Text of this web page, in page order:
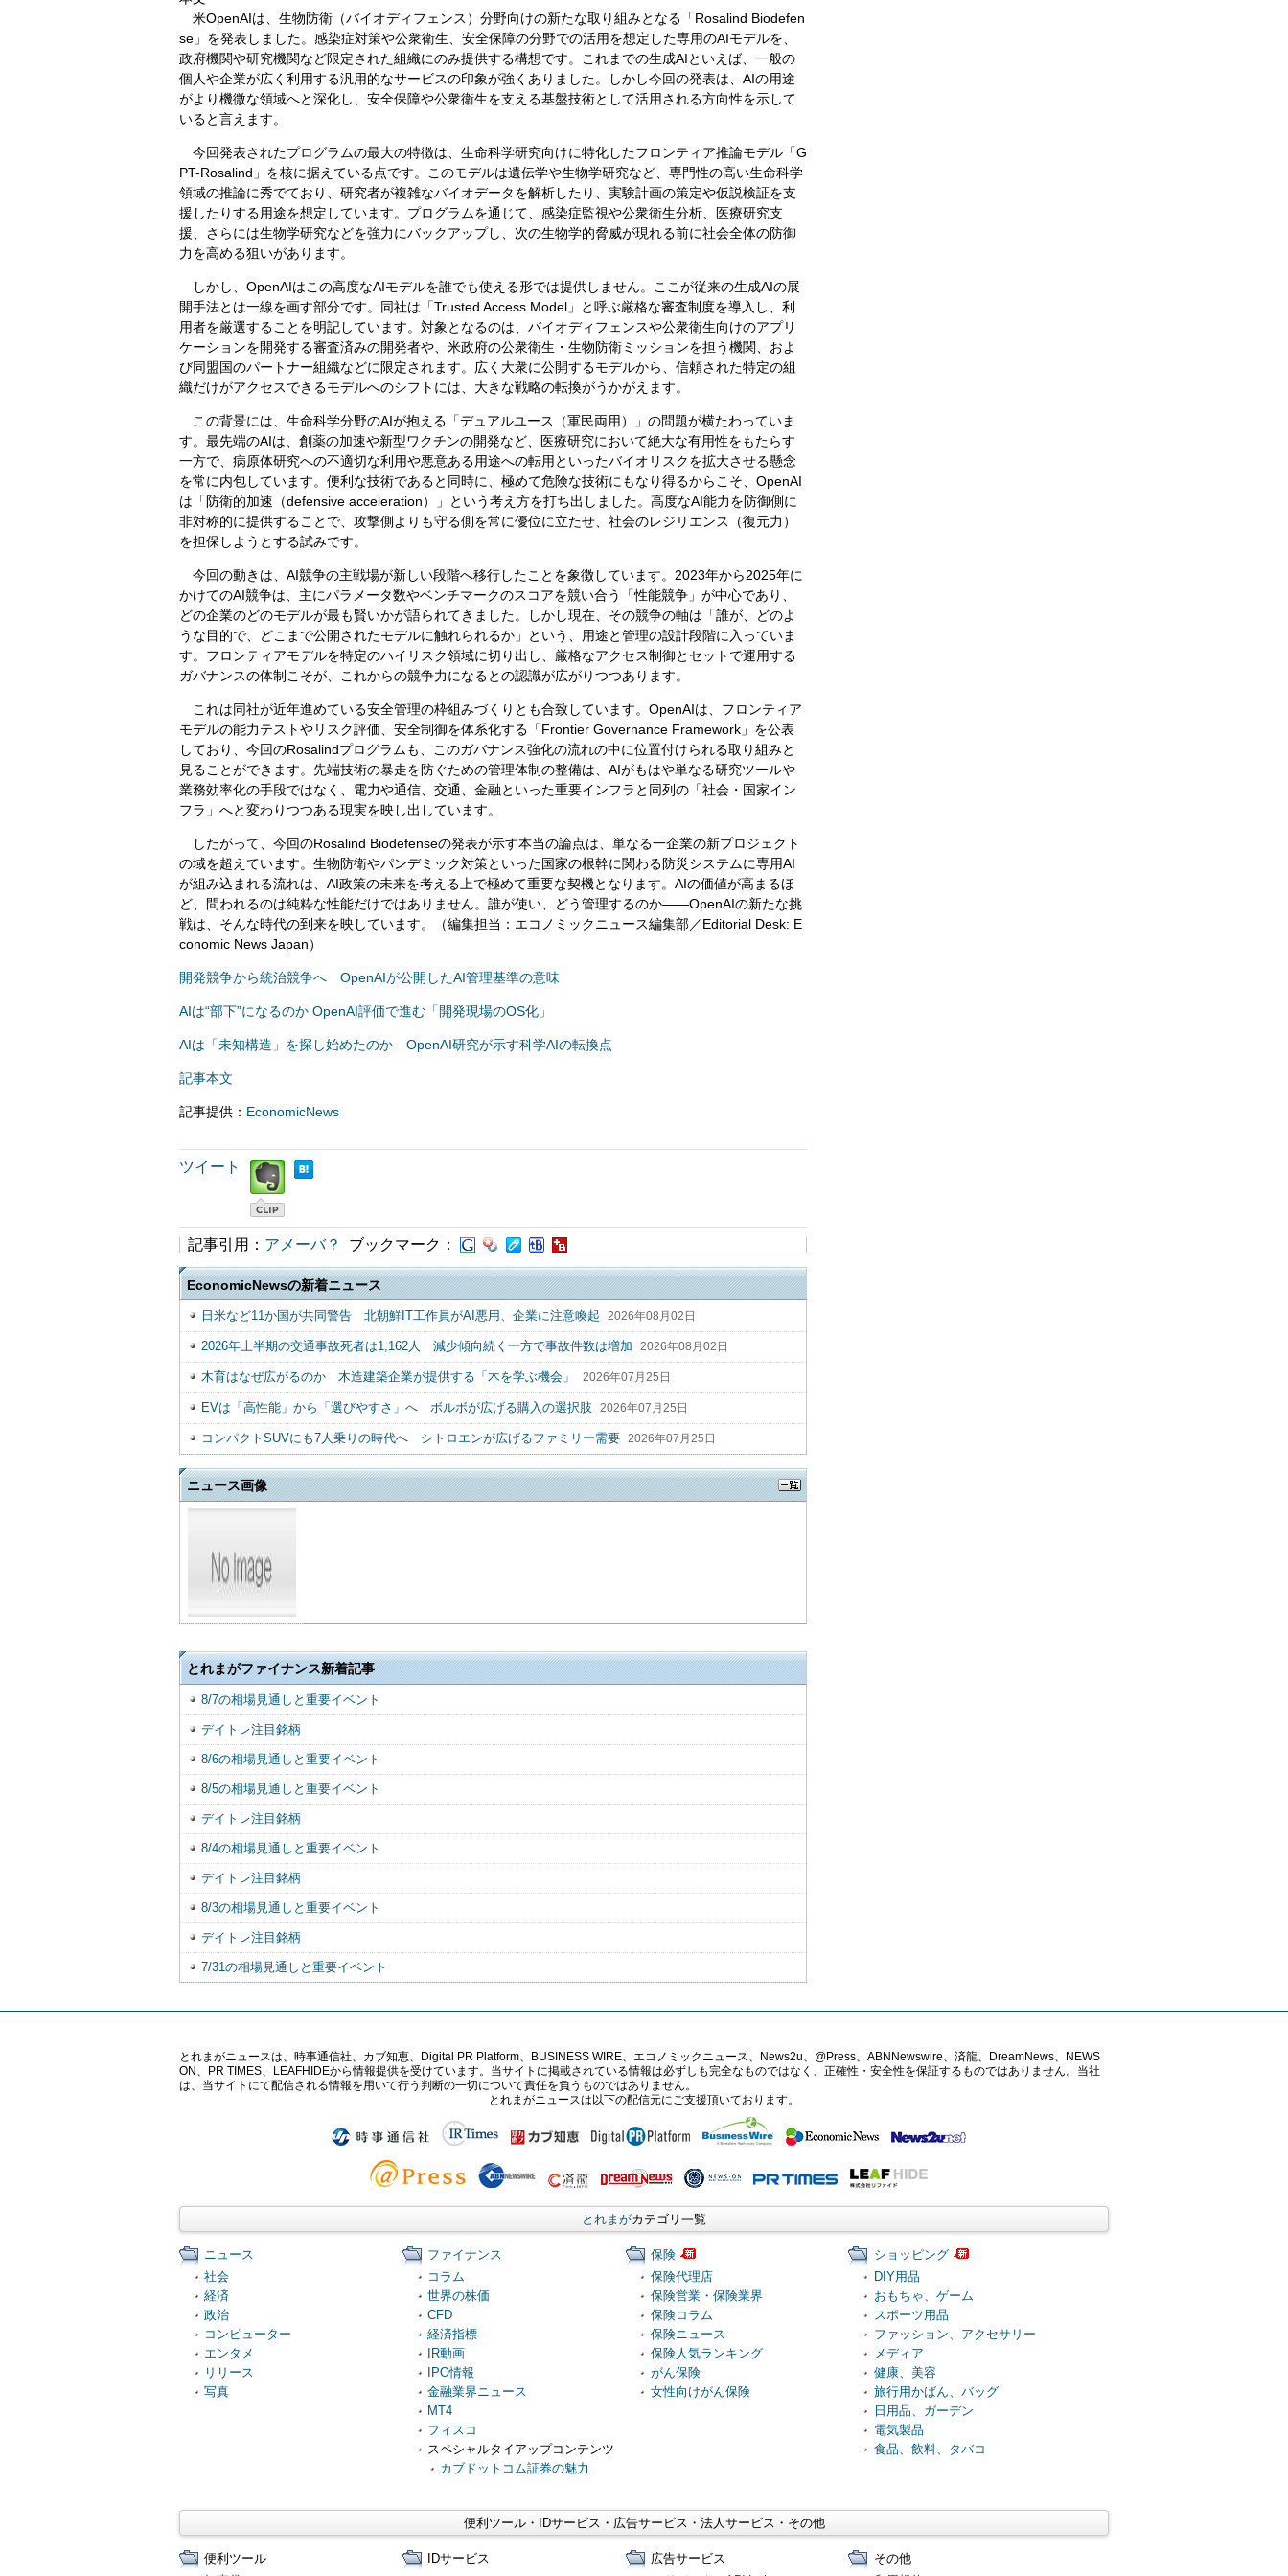
米OpenAIは、生物防衛（バイオディフェンス）分野向けの新たな取り組みとなる「Rosalind Biodefen
se」を発表しました。感染症対策や公衆衛生、安全保障の分野での活用を想定した専用のAIモデルを、
政府機関や研究機関など限定された組織にのみ提供する構想です。これまでの生成AIといえば、一般の
個人や企業が広く利用する汎用的なサービスの印象が強くありました。しかし今回の発表は、AIの用途
がより機微な領域へと深化し、安全保障や公衆衛生を支える基盤技術として活用される方向性を示して
いると言えます。
今回発表されたプログラムの最大の特徴は、生命科学研究向けに特化したフロンティア推論モデル「G
PT-Rosalind」を核に据えている点です。このモデルは遺伝学や生物学研究など、専門性の高い生命科学
領域の推論に秀でており、研究者が複雑なバイオデータを解析したり、実験計画の策定や仮説検証を支
援したりする用途を想定しています。プログラムを通じて、感染症監視や公衆衛生分析、医療研究支
援、さらには生物学研究などを強力にバックアップし、次の生物学的脅威が現れる前に社会全体の防御
力を高める狙いがあります。
しかし、OpenAIはこの高度なAIモデルを誰でも使える形では提供しません。ここが従来の生成AIの展
開手法とは一線を画す部分です。同社は「Trusted Access Model」と呼ぶ厳格な審査制度を導入し、利
用者を厳選することを明記しています。対象となるのは、バイオディフェンスや公衆衛生向けのアプリ
ケーションを開発する審査済みの開発者や、米政府の公衆衛生・生物防衛ミッションを担う機関、およ
び同盟国のパートナー組織などに限定されます。広く大衆に公開するモデルから、信頼された特定の組
織だけがアクセスできるモデルへのシフトには、大きな戦略の転換がうかがえます。
この背景には、生命科学分野のAIが抱える「デュアルユース（軍民両用）」の問題が横たわっていま
す。最先端のAIは、創薬の加速や新型ワクチンの開発など、医療研究において絶大な有用性をもたらす
一方で、病原体研究への不適切な利用や悪意ある用途への転用といったバイオリスクを拡大させる懸念
を常に内包しています。便利な技術であると同時に、極めて危険な技術にもなり得るからこそ、OpenAI
は「防衛的加速（defensive acceleration）」という考え方を打ち出しました。高度なAI能力を防御側に
非対称的に提供することで、攻撃側よりも守る側を常に優位に立たせ、社会のレジリエンス（復元力）
を担保しようとする試みです。
今回の動きは、AI競争の主戦場が新しい段階へ移行したことを象徴しています。2023年から2025年に
かけてのAI競争は、主にパラメータ数やベンチマークのスコアを競い合う「性能競争」が中心であり、
どの企業のどのモデルが最も賢いかが語られてきました。しかし現在、その競争の軸は「誰が、どのよ
うな目的で、どこまで公開されたモデルに触れられるか」という、用途と管理の設計段階に入っていま
す。フロンティアモデルを特定のハイリスク領域に切り出し、厳格なアクセス制御とセットで運用する
ガバナンスの体制こそが、これからの競争力になるとの認識が広がりつつあります。
これは同社が近年進めている安全管理の枠組みづくりとも合致しています。OpenAIは、フロンティア
モデルの能力テストやリスク評価、安全制御を体系化する「Frontier Governance Framework」を公表
しており、今回のRosalindプログラムも、このガバナンス強化の流れの中に位置付けられる取り組みと
見ることができます。先端技術の暴走を防ぐための管理体制の整備は、AIがもはや単なる研究ツールや
業務効率化の手段ではなく、電力や通信、交通、金融といった重要インフラと同列の「社会・国家イン
フラ」へと変わりつつある現実を映し出しています。
したがって、今回のRosalind Biodefenseの発表が示す本当の論点は、単なる一企業の新プロジェクト
の域を超えています。生物防衛やパンデミック対策といった国家の根幹に関わる防災システムに専用AI
が組み込まれる流れは、AI政策の未来を考える上で極めて重要な契機となります。AIの価値が高まるほ
ど、問われるのは純粋な性能だけではありません。誰が使い、どう管理するのか――OpenAIの新たな挑
戦は、そんな時代の到来を映しています。（編集担当：エコノミックニュース編集部／Editorial Desk: E
conomic News Japan）
開発競争から統治競争へ OpenAIが公開したAI管理基準の意味
AIは“部下”になるのか OpenAI評価で進む「開発現場のOS化」
AIは「未知構造」を探し始めたのか OpenAI研究が示す科学AIの転換点
記事本文
記事提供： EconomicNews
ツイート
記事引用： アメーバ？ ブックマーク：
EconomicNewsの新着ニュース
日米など11か国が共同警告 北朝鮮IT工作員がAI悪用、企業に注意喚起 2026年08月02日
2026年上半期の交通事故死者は1,162人 減少傾向続く一方で事故件数は増加 2026年08月02日
木育はなぜ広がるのか 木造建築企業が提供する「木を学ぶ機会」 2026年07月25日
EVは「高性能」から「選びやすさ」へ ボルボが広げる購入の選択肢 2026年07月25日
コンパクトSUVにも7人乗りの時代へ シトロエンが広げるファミリー需要 2026年07月25日
ニュース画像
とれまがファイナンス新着記事
8/7の相場見通しと重要イベント
デイトレ注目銘柄
8/6の相場見通しと重要イベント
8/5の相場見通しと重要イベント
デイトレ注目銘柄
8/4の相場見通しと重要イベント
デイトレ注目銘柄
8/3の相場見通しと重要イベント
デイトレ注目銘柄
7/31の相場見通しと重要イベント
とれまがニュースは、時事通信社、カブ知恵、Digital PR Platform、BUSINESS WIRE、エコノミックニュース、News2u、@Press、ABNNewswire、済龍、DreamNews、NEWS
ON、PR TIMES、LEAFHIDEから情報提供を受けています。当サイトに掲載されている情報は必ずしも完全なものではなく、正確性・安全性を保証するものではありません。当社
は、当サイトにて配信される情報を用いて行う判断の一切について責任を負うものではありません。
とれまがニュースは以下の配信元にご支援頂いております。
とれまがカテゴリ一覧
ニュース
社会
経済
政治
コンピューター
エンタメ
リリース
写真
ファイナンス
コラム
世界の株価
CFD
経済指標
IR動画
IPO情報
金融業界ニュース
MT4
フィスコ
スペシャルタイアップコンテンツ
カブドットコム証券の魅力
保険
保険代理店
保険営業・保険業界
保険コラム
保険ニュース
保険人気ランキング
がん保険
女性向けがん保険
ショッピング
DIY用品
おもちゃ、ゲーム
スポーツ用品
ファッション、アクセサリー
メディア
健康、美容
旅行用かばん、バッグ
日用品、ガーデン
電気製品
食品、飲料、タバコ
便利ツール・IDサービス・広告サービス・法人サービス・その他
便利ツール
IDサービス
広告サービス
その他